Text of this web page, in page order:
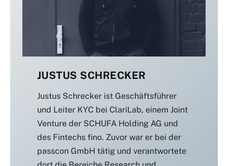
JUSTUS SCHRECKER
Justus Schrecker ist Geschäftsführer
und Leiter KYC bei ClariLab, einem Joint
Venture der SCHUFA Holding AG und
des Fintechs fino. Zuvor war er bei der
passcon GmbH tätig und verantwortete